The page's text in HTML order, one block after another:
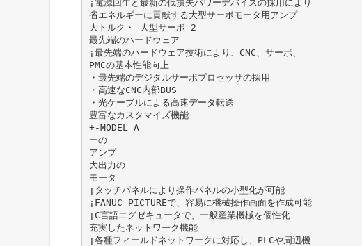
¡電源回生と最新の低損失パワーデバイスの採用により
省エネルギーに貢献する大型サーボモータ用アンプ
大トルク・ 大型サーボ 2
最先端のハードウェア
¡最先端のハードウェア技術により、CNC、サーボ、
PMCの基本性能向上
・最先端のデジタルサーボプロセッサの採用
・高速なCNC内部BUS
・光ケーブルによる高速データ転送
豊富なカスタマイズ機能
+-MODEL A
ーの
アンプ
大出力の
モータ
¡タッチパネルにより操作パネルの小型化が可能
¡FANUC PICTUREで、容易に機械操作画面を作成可能
¡C言語エグゼキュータで、一般産業機械を個性化
充実したネットワーク機能
¡各種フィールドネットワークに対応し、PLCや周辺機